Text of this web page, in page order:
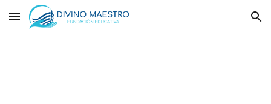
Skip to main content Skip to navigation